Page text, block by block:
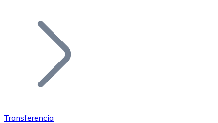
Añade tu proyecto a nuestro ecosistema.
Transferencia